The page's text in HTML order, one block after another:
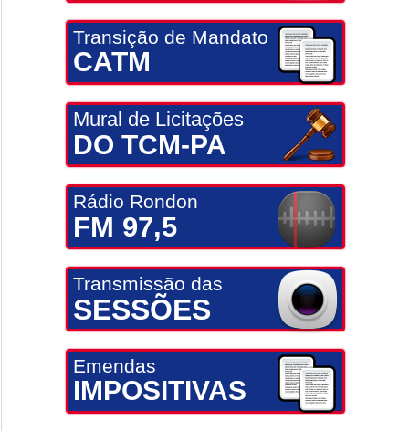
Transição de Mandato
CATM
Mural de Licitações
DO TCM-PA
Rádio Rondon
FM 97,5
Transmissão das
SESSÕES
Emendas
IMPOSITIVAS